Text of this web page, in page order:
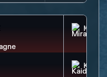
MIRA
KAID